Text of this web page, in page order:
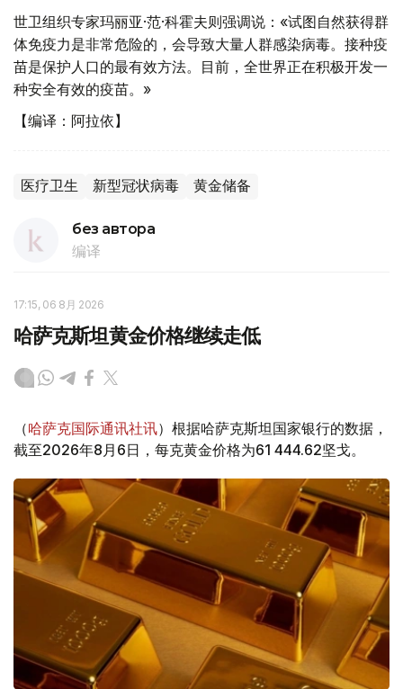
世卫组织专家玛丽亚·范·科霍夫则强调说：«试图自然获得群
体免疫力是非常危险的，会导致大量人群感染病毒。接种疫
苗是保护人口的最有效方法。目前，全世界正在积极开发一
种安全有效的疫苗。»
【编译：阿拉依】
医疗卫生 新型冠状病毒 黄金储备
без автора
编译
17:15, 06 8月 2026
哈萨克斯坦黄金价格继续走低
（哈萨克国际通讯社讯）根据哈萨克斯坦国家银行的数据，
截至2026年8月6日，每克黄金价格为61 444.62坚戈。